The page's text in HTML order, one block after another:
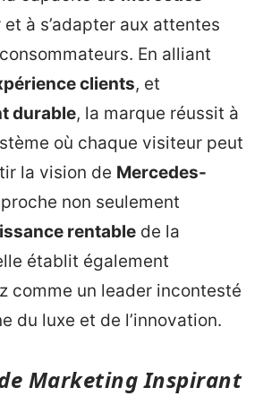
à s’adapter aux attentes
En alliant
clients, et
durable, la marque réussit à
où chaque visiteur peut
la vision de Mercedes-
non seulement
rentable de la
établit également
comme un leader incontesté
du luxe et de l’innovation.
Marketing Inspirant